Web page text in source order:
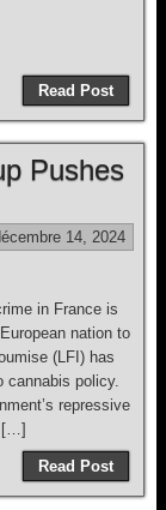
Read Post
Pushes
14, 2024
in France is
nation to
(LFI) has
cannabis policy.
repressive
[…]
Read Post